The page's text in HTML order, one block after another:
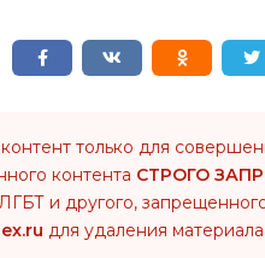
только для
контента СТРОГО
и другого,
для удаления материала